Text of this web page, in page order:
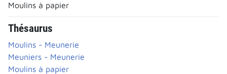
Moulins à papier
Thésaurus
Moulins - Meunerie
Meuniers - Meunerie
Moulins à papier